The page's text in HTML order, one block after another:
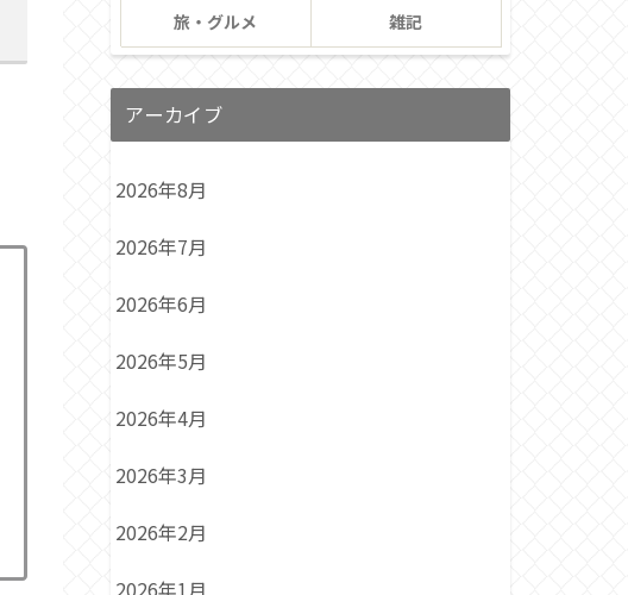
旅・グルメ 雑記
アーカイブ
2026年8月
2026年7月
2026年6月
2026年5月
2026年4月
2026年3月
2026年2月